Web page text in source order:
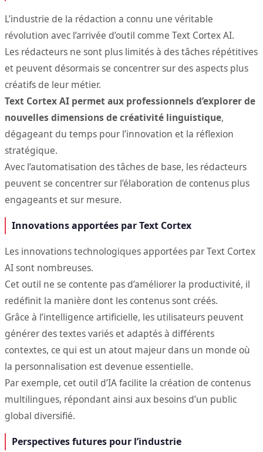
L’industrie de la rédaction a connu une véritable
révolution avec l’arrivée d’outil comme Text Cortex AI.
Les rédacteurs ne sont plus limités à des tâches répétitives
et peuvent désormais se concentrer sur des aspects plus
créatifs de leur métier.
Text Cortex AI permet aux professionnels d’explorer de
nouvelles dimensions de créativité linguistique,
dégageant du temps pour l’innovation et la réflexion
stratégique.
Avec l’automatisation des tâches de base, les rédacteurs
peuvent se concentrer sur l’élaboration de contenus plus
engageants et sur mesure.
Innovations apportées par Text Cortex
Les innovations technologiques apportées par Text Cortex
AI sont nombreuses.
Cet outil ne se contente pas d’améliorer la productivité, il
redéfinit la manière dont les contenus sont créés.
Grâce à l’intelligence artificielle, les utilisateurs peuvent
générer des textes variés et adaptés à différents
contextes, ce qui est un atout majeur dans un monde où
la personnalisation est devenue essentielle.
Par exemple, cet outil d’IA facilite la création de contenus
multilingues, répondant ainsi aux besoins d’un public
global diversifié.
Perspectives futures pour l’industrie